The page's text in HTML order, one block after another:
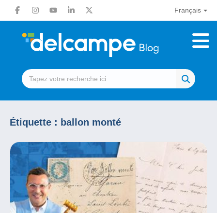
Français
Étiquette : ballon monté